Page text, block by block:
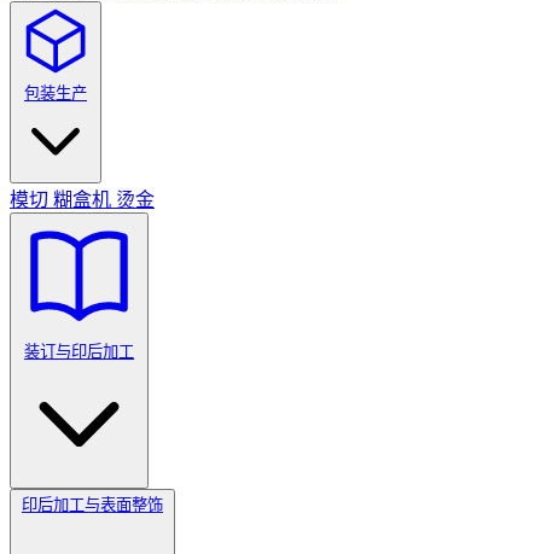
包装生产
模切 糊盒机 烫金
装订与印后加工
印后加工与表面整饰